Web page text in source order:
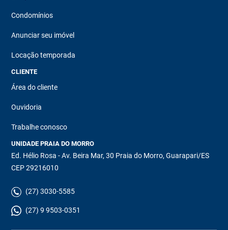
Condomínios
Anunciar seu imóvel
Locação temporada
CLIENTE
Área do cliente
Ouvidoria
Trabalhe conosco
UNIDADE PRAIA DO MORRO
Ed. Hélio Rosa - Av. Beira Mar, 30 Praia do Morro, Guarapari/ES
CEP 29216010
(27) 3030-5585
(27) 9 9503-0351